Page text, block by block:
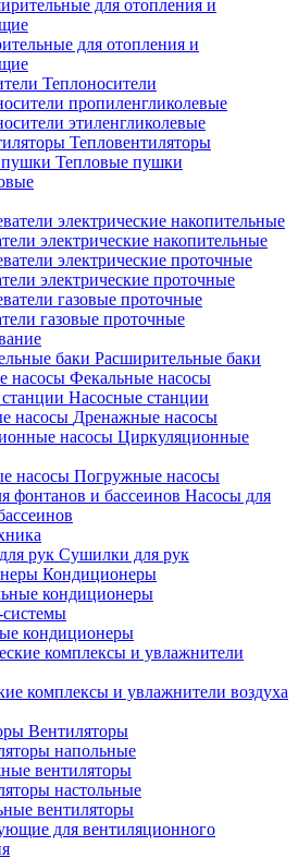
для отопления и
Теплоносители
пропиленгликолевые
этиленгликолевые
Тепловентиляторы
Тепловые пушки
электрические накопительные
электрические проточные
газовые проточные
Расширительные баки
Фекальные насосы
Насосные станции
Дренажные насосы
Циркуляционные
Погружные насосы
Насосы для
Сушилки для рук
Кондиционеры
кондиционеры
кондиционеры
комплексы и увлажнители воздуха
Вентиляторы
напольные
вентиляторы
настольные
вентиляторы